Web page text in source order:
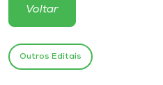
Portal de Ensino
Voltar
Outros Editais